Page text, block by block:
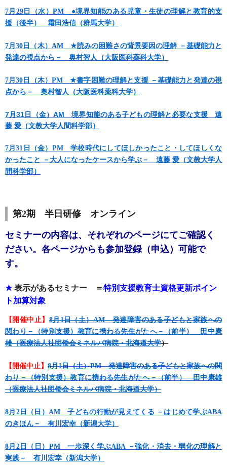
7月29日（水）PM ●境界知能のある児童・生徒の理解と教育的支
援（後半） 霜田浩信（群馬大学）
7月30日（木）AM ★読みの困難さの背景要因の理解 －基礎能力と
発達の視点から－ 奥村智人（大阪医科薬科大学）
7月30日（木）PM ★書字困難の理解と支援 －基礎能力と発達の視
点から－ 奥村智人（大阪医科薬科大学）
7月31日（金）AM 境界知能のある子どもの理解と必要な支援 遠
藤 愛（文教大学人間科学部）
7月31日（金）PM 学校時代にしてほしかったこと・してほしくな
かったこと －大人になったケースから学ぶ－ 遠藤 愛（文教大学人
間科学部）
第2期 半日研修 オンライン
セミナーの内容は、それぞれのページにてご確認く
ださい。各ページからも参加登録（申込）可能で
す。
★表示があるセミナー ＝特別支援教育士資格更新ポイン
ト加算対象
【開催中止】8月1日（土）AM 発達障害のある子どもと家族への
関わり－（特別支援）教育に携わる先生がたへ－（前半） 田中康
雄（医療法人社団倭会ミネルバ病院・北海道大学）
【開催中止】 8月1日（土）PM 発達障害のある子どもと家族への関
わり－（特別支援）教育に携わる先生がたへ－（前半） 田中康雄
（医療法人社団倭会ミネルバ病院・北海道大学）
8月2日（日）AM 子どもの行動が見えてくる －はじめて学ぶABA
のきほん－ 有川宏幸（新潟大学）
8月2日（日）PM 一歩深く学ぶABA －強化・消去・弱化の理解と
実践－ 有川宏幸（新潟大学）